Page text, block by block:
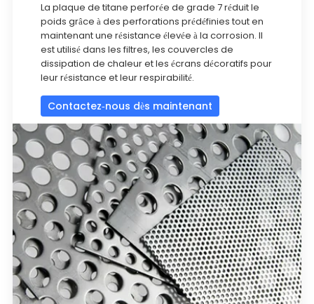
La plaque de titane perforée de grade 7 réduit le
poids grâce à des perforations prédéfinies tout en
maintenant une résistance élevée à la corrosion. Il
est utilisé dans les filtres, les couvercles de
dissipation de chaleur et les écrans décoratifs pour
leur résistance et leur respirabilité.
Contactez-nous dès maintenant